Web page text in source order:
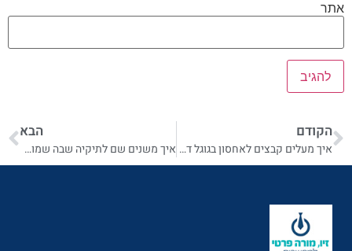
אתר
הקודם
איך מעלים קבצים לאחסון בגוגל דרייב
הבא
איך משנים שם לתיקיה שבה שמור המסמך בגוגל דרייב